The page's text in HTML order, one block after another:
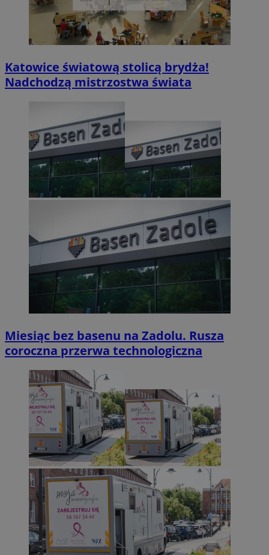
Katowice światową stolicą brydża!
Nadchodzą mistrzostwa świata
Miesiąc bez basenu na Zadolu. Rusza
coroczna przerwa technologiczna